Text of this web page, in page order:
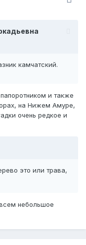
камчатский.
и также
на Нижем Амуре,
очень редкое и
это или трава,
небольшое